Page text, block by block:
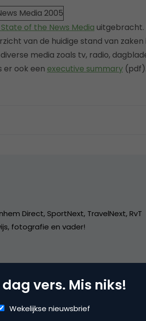
of the News Media uitgebracht.
van de huidige stand van zaken
media zoals tv, radio,
er ook een executive summary(pdf).
Direct, SportNext, TravelNext, RvT
fotografie en vader!
vers. Mis niks!
Wekelijkse nieuwsbrief